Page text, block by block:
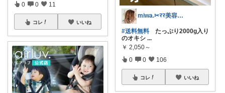
0 0 11
コレ いいね
miwa.✂︎ﾏﾏ美容師💎
#送料無料 たっぷり2000g入り
のオキシ ...
￥ 2,050～
0 0 106
コレ いいね